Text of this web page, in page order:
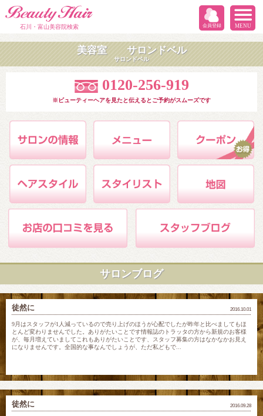
石川・富山美容院検索 MENU
会員登録
美容室 サロンドベル
サロンドベル
0120-256-919
※ビューティーヘアを見たと伝えるとご予約がスムーズです
サロンブログ
2016.10.01
徒然に
9月はスタッフが1人減っているので売り上げのほうが心配でしたが昨年と比べましてもほ
とんど変わりませんでした。ありがたいことです情報誌のトラッタの方から新規のお客様
が、毎月増えていましてこれもありがたいことです、スタッフ募集の方はなかなかお見え
になりませんです。全国的な事なんでしょうが、ただ私どもで...
2016.09.28
徒然に